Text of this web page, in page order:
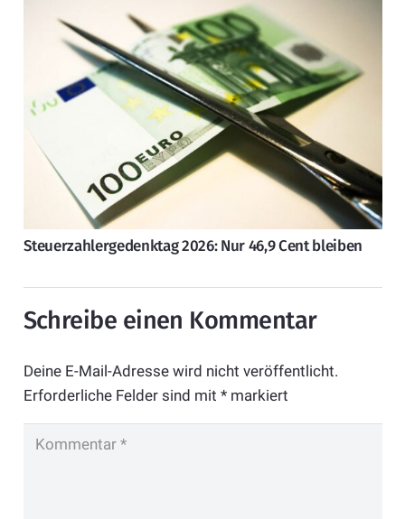
Steuerzahlergedenktag 2026: Nur 46,9 Cent bleiben
Schreibe einen Kommentar
Deine E-Mail-Adresse wird nicht veröffentlicht.
Erforderliche Felder sind mit *markiert